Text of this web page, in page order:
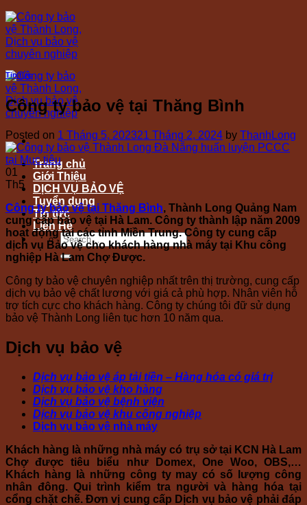
Skip
to
content
Trang chủ
Giới Thiệu
DỊCH VỤ BẢO VỆ
Tuyển dụng
Tin tức
Liên Hệ
Tin tức
Công ty bảo vệ tại Thăng Bình
Posted on 1 Tháng 5, 202321 Tháng 2, 2024 by ThanhLong
01
Th5
Công ty bảo vệ tại Thăng Bình, Thành Long Quảng Nam
cung cấp bảo vệ tại Hà Lam. Công ty thành lập năm 2009
hoạt động tại các tỉnh Miền Trung. Công ty cung cấp
dịch vụ Bảo vệ cho khách hàng nhà máy tại Khu công
nghiệp Hà Lam Chợ Được.
Công ty bảo vệ chuyên nghiệp nhất trên thị trường, cung cấp
dịch vụ bảo vệ chất lương với giá cả phù hợp. Nhân viên hỗ
trợ tích cực cho khách hàng. Công ty chúng tôi đữ sử dụng
bảo vệ Thành Long liên tục hơn 10 năm qua.
Dịch vụ bảo vệ
Dịch vụ bảo vệ áp tải tiền – Hàng hóa có giá trị
Dịch vụ bảo vệ kho hàng
Dịch vụ bảo vệ bệnh viện
Dịch vụ bảo vệ khu công nghiệp
Dịch vụ bảo vệ nhà máy
Khách hàng là những nhà máy có trụ sở tại KCN Hà Lam
Chợ được tiêu biểu như Domex, One Woo, OBS,…
Khách hàng là những công ty may có số lượng công
nhân đông. Qui trình kiểm tra người và hàng hóa tại
cổng chặt chẽ. Đơn vị cung cấp Dịch vụ bảo vệ phải đáp